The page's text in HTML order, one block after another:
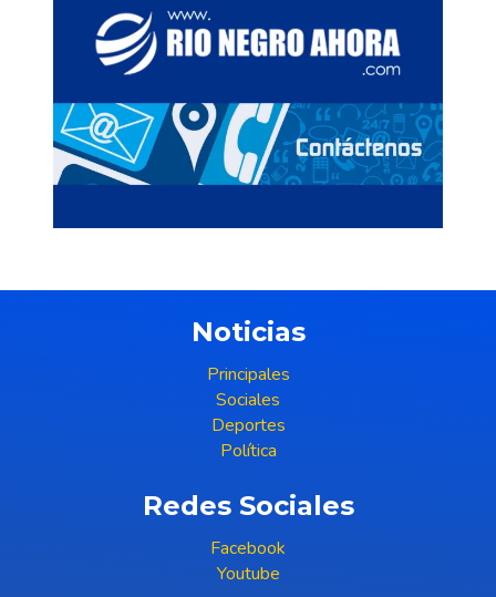
Noticias
Principales
Sociales
Deportes
Política
Redes Sociales
Facebook
Youtube